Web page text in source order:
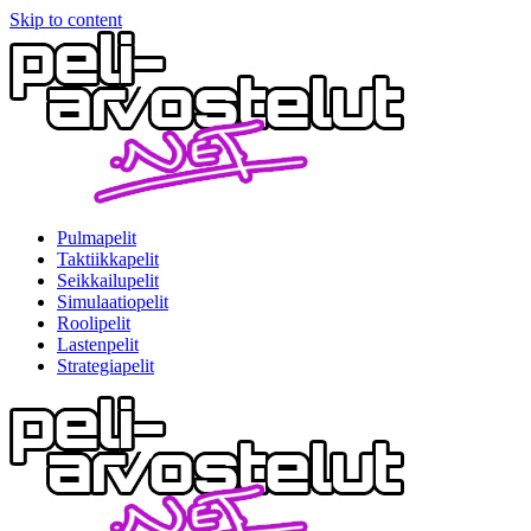
Skip to content
Pulmapelit
Taktiikkapelit
Seikkailupelit
Simulaatiopelit
Roolipelit
Lastenpelit
Strategiapelit